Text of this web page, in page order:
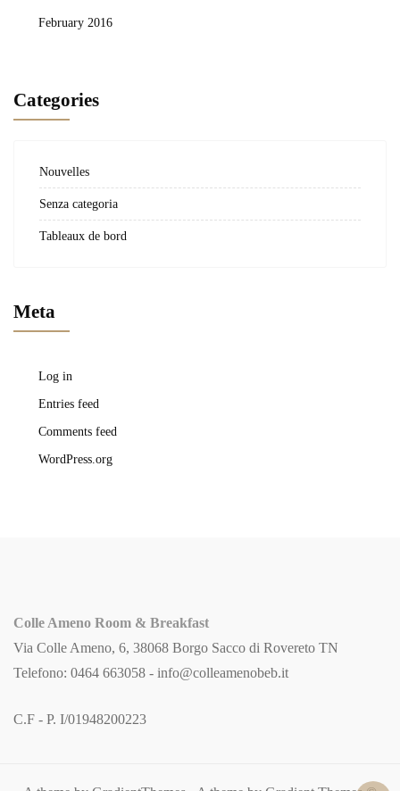
February 2016
Categories
Nouvelles
Senza categoria
Tableaux de bord
Meta
Log in
Entries feed
Comments feed
WordPress.org
Colle Ameno Room & Breakfast
Via Colle Ameno, 6, 38068 Borgo Sacco di Rovereto TN
Telefono: 0464 663058 - info@colleamenobeb.it
C.F - P. I/01948200223